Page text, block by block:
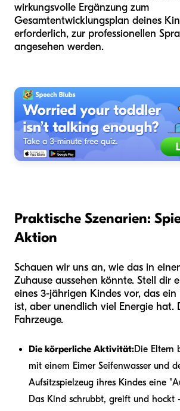
wirkungsvolle Ergänzung zum
Gesamtentwicklungsplan deines
erforderlich, zur professionellen
angesehen werden.
Praktische Szenarien:
Aktion
Schauen wir uns an, wie das in
Zuhause aussehen könnte. Stell dir
eines 3-jährigen Kindes vor, das ein
ist, aber unendlich viel Energie hat.
Fahrzeuge.
Die körperliche Aktivität:Die Eltern
mit einem Eimer Seifenwasser und
Aufsitzspielzeug ihres Kindes eine
Das Kind schrubbt, greift und hockt